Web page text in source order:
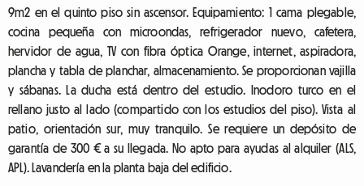
9m2 en el quinto piso sin ascensor. Equipamiento: 1 cama plegable,
cocina pequeña con microondas, refrigerador nuevo, cafetera,
hervidor de agua, TV con fibra óptica Orange, internet, aspiradora,
plancha y tabla de planchar, almacenamiento. Se proporcionan vajilla
y sábanas. La ducha está dentro del estudio. Inodoro turco en el
rellano justo al lado (compartido con los estudios del piso). Vista al
patio, orientación sur, muy tranquilo. Se requiere un depósito de
garantía de 300 € a su llegada. No apto para ayudas al alquiler (ALS,
APL). Lavandería en la planta baja del edificio.